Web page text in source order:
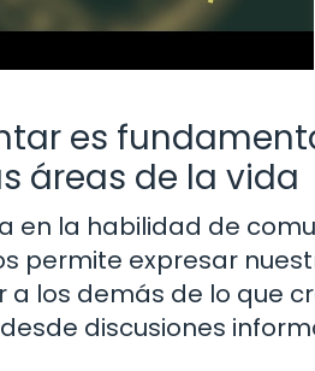
es
áreas de la vida
en la habilidad de
permite expresar
los demás de lo que
discusiones